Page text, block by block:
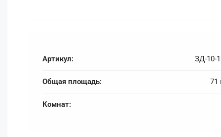
Артикул: ЗД-10-
Общая площадь: 71
Комнат: